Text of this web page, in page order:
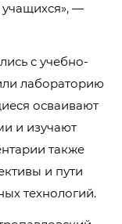
—
с учебно-
лабораторию
осваивают
и изучают
также
и пути
технологий.